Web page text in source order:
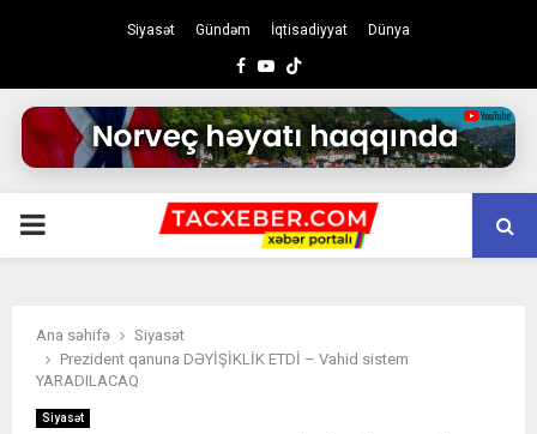
Siyasət Gündəm İqtisadiyyat Dünya
Facebook
Youtube
PRIMARY
Ana səhifə
Siyasət
Prezident qanuna DƏYİŞİKLİK ETDİ – Vahid sistem
YARADILACAQ
Siyasət